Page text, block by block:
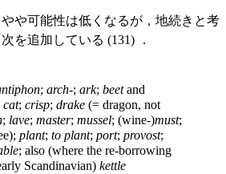
や可能性は低くなるが，地続きと考
を追加している (131) ．
; arch-; ark; beetand
cat; crisp; drake (= dragon, not
; lave; master; mussel; (wine-)must;
plant; to plant; port; provost;
; also (where the re-borrowing
Scandinavian) kettle